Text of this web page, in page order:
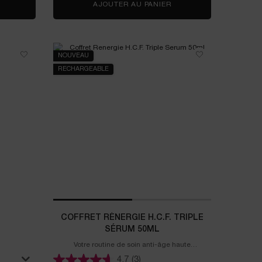
MINI LIP IDÔLE BUTTERGLOW
AJOUTER AU PANIER
NOUVEAU
RECHARGEABLE
COFFRET RÉNERGIE H.C.F. TRIPLE
SÉRUM 50ML
Votre routine de soin anti-âge haute
4.7 (3)